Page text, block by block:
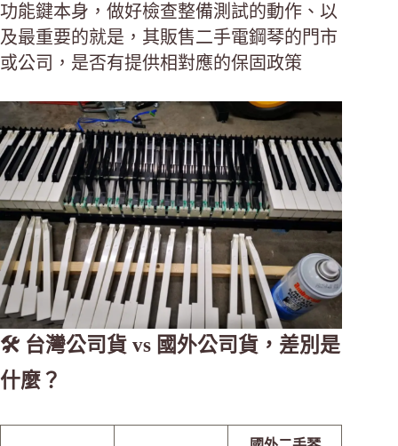
功能鍵本身，做好檢查整備測試的動作、以
及最重要的就是，其販售二手電鋼琴的門市
或公司，是否有提供相對應的保固政策
🛠 台灣公司貨 vs 國外公司貨，差別是
什麼？